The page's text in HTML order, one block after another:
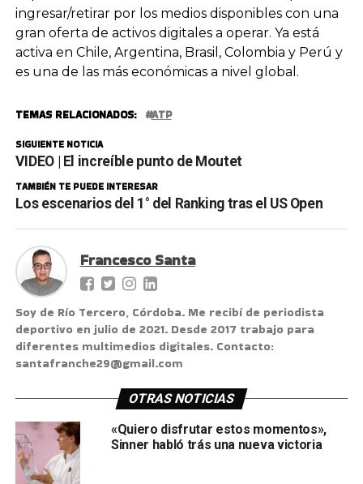
ingresar/retirar por los medios disponibles con una
gran oferta de activos digitales a operar. Ya está
activa en Chile, Argentina, Brasil, Colombia y Perú y
es una de las más económicas a nivel global.
TEMAS RELACIONADOS: ATP
SIGUIENTE NOTICIA
VIDEO | El increíble punto de Moutet
TAMBIÉN TE PUEDE INTERESAR
Los escenarios del 1° del Ranking tras el US Open
Francesco Santa
Soy de Río Tercero, Córdoba. Me recibí de periodista
deportivo en julio de 2021. Desde 2017 trabajo para
diferentes multimedios digitales. Contacto:
santafranche29@gmail.com
OTRAS NOTICIAS
«Quiero disfrutar estos momentos»,
Sinner habló trás una nueva victoria